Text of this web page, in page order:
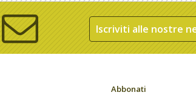
Iscriviti alle nostre
Abbonati